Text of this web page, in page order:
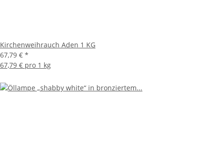
Kirchenweihrauch Aden 1 KG
67,79 € *
67,79 € pro 1 kg